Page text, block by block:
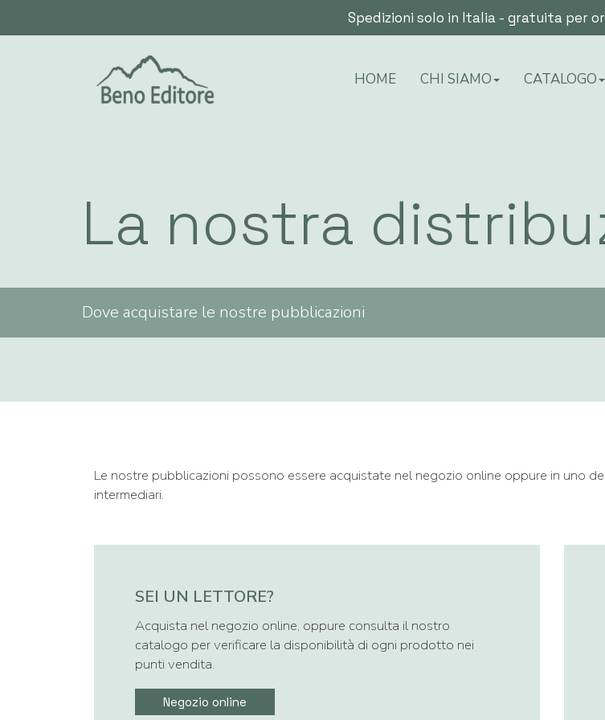
Spedizioni solo in Italia - gratuita per
HOME CHI SIAMO CATALOGO
La nostra
Dove acquistare le nostre pubblicazioni
Le nostre pubblicazioni possono essere acquistate nel negozio online oppure in uno
intermediari.
SEI UN LETTORE?
Acquista nel negozio online, oppure consulta il nostro
catalogo per verificare la disponibilità di ogni prodotto nei
punti vendita.
Negozio online